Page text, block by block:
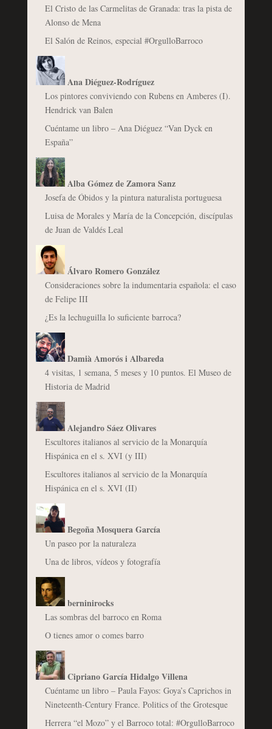
El Cristo de las Carmelitas de Granada: tras la pista de
Alonso de Mena
El Salón de Reinos, especial #OrgulloBarroco
Ana Diéguez-Rodríguez
Los pintores conviviendo con Rubens en Amberes (I).
Hendrick van Balen
Cuéntame un libro – Ana Diéguez “Van Dyck en
España”
Alba Gómez de Zamora Sanz
Josefa de Óbidos y la pintura naturalista portuguesa
Luisa de Morales y María de la Concepción, discípulas
de Juan de Valdés Leal
Álvaro Romero González
Consideraciones sobre la indumentaria española: el caso
de Felipe III
¿Es la lechuguilla lo suficiente barroca?
Damià Amorós i Albareda
4 visitas, 1 semana, 5 meses y 10 puntos. El Museo de
Historia de Madrid
Alejandro Sáez Olivares
Escultores italianos al servicio de la Monarquía
Hispánica en el s. XVI (y III)
Escultores italianos al servicio de la Monarquía
Hispánica en el s. XVI (II)
Begoña Mosquera García
Un paseo por la naturaleza
Una de libros, vídeos y fotografía
berninirocks
Las sombras del barroco en Roma
O tienes amor o comes barro
Cipriano García Hidalgo Villena
Cuéntame un libro – Paula Fayos: Goya’s Caprichos in
Nineteenth-Century France. Politics of the Grotesque
Herrera “el Mozo” y el Barroco total: #OrgulloBarroco